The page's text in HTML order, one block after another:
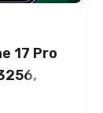
17 Pro